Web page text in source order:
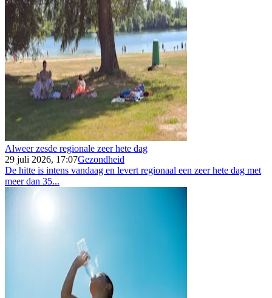
Alweer zesde regionale zeer hete dag
29 juli 2026, 17:07Gezondheid
De hitte is intens vandaag en levert regionaal een zeer hete dag met
meer dan 35...